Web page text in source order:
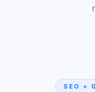
SEO +